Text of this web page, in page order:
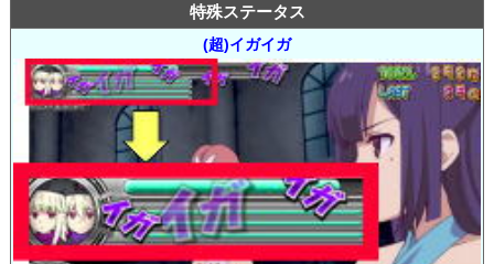
特殊ステータス
(超)イガイガ